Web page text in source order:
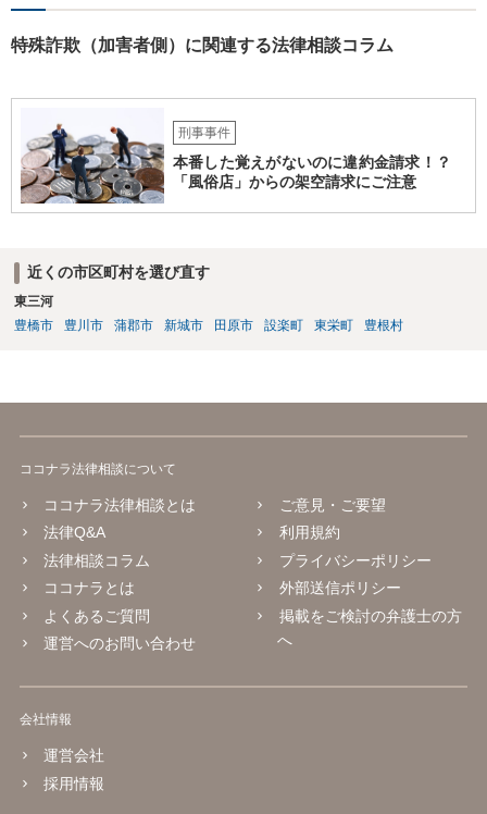
特殊詐欺（加害者側）に関連する法律相談コラム
刑事事件
本番した覚えがないのに違約金請求！？
「風俗店」からの架空請求にご注意
近くの市区町村を選び直す
東三河
豊橋市
豊川市 蒲郡市 新城市 田原市 設楽町 東栄町 豊根村
ココナラ法律相談について
ココナラ法律相談とは
法律Q&A
法律相談コラム
ココナラとは
よくあるご質問
運営へのお問い合わせ
ご意見・ご要望
利用規約
プライバシーポリシー
外部送信ポリシー
掲載をご検討の弁護士の方
へ
会社情報
運営会社
採用情報